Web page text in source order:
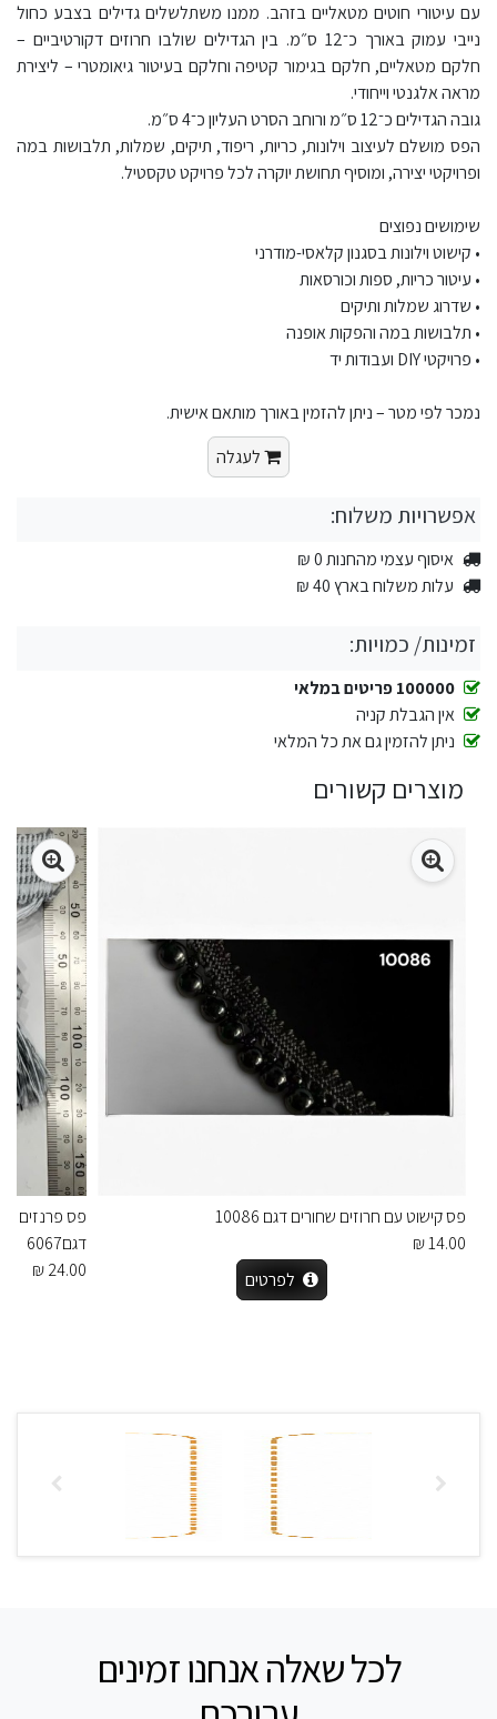
עם עיטורי חוטים מטאליים בזהב. ממנו משתלשלים גדילים בצבע כחול
נייבי עמוק באורך כ־12 ס״מ. בין הגדילים שולבו חרוזים דקורטיביים –
חלקם מטאליים, חלקם בגימור קטיפה וחלקם בעיטור גיאומטרי – ליצירת
מראה אלגנטי וייחודי.
גובה הגדילים כ־12 ס״מ ורוחב הסרט העליון כ־4 ס״מ.
הפס מושלם לעיצוב וילונות, כריות, ריפוד, תיקים, שמלות, תלבושות במה
ופרויקטי יצירה, ומוסיף תחושת יוקרה לכל פרויקט טקסטיל.
שימושים נפוצים
• קישוט וילונות בסגנון קלאסי-מודרני
• עיטור כריות, ספות וכורסאות
• שדרוג שמלות ותיקים
• תלבושות במה והפקות אופנה
• פרויקטי DIY ועבודות יד
נמכר לפי מטר – ניתן להזמין באורך מותאם אישית.
לעגלה
אפשרויות משלוח:
איסוף עצמי מהחנות 0 ₪
עלות משלוח בארץ 40 ₪
זמינות/ כמויות:
100000 פריטים במלאי
אין הגבלת קניה
ניתן להזמין גם את כל המלאי
מוצרים קשורים
פס קישוט עם חרוזים שחורים דגם 10086
14.00 ₪
לפרטים
דגם6067
24.00 ₪
לכל שאלה אנחנו זמינים